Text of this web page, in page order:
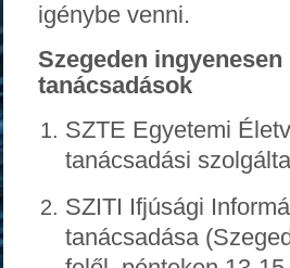
igénybe venni.
Szegeden
tanácsadások
SZTE Egyetemi
tanácsadási
SZITI Ifjúsági
tanácsadása